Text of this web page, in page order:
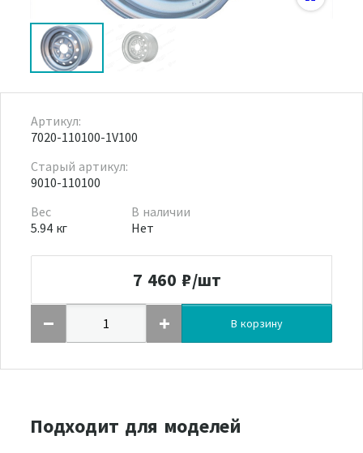
Артикул:
7020-110100-1V100
Старый артикул:
9010-110100
Вес
5.94 кг
В наличии
Нет
7 460 ₽/шт
В корзину
Подходит для моделей